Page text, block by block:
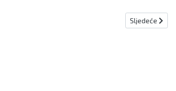
Sljedeći
Sljedeće